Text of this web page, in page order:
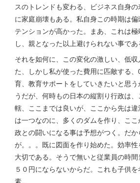
スのトレンドも変わる、ビジネス自身
に家庭崩壊もある。私自身この時期は
テンションが高かった。まあ、これは
し、親となった以上避けられない事であ
それを如何に、この変化の激しい、低
た、しかし私が使った費用に匹敵する
育、教育サポートをしていきたいと思
うだが、何時もの日本の縦割り行政は
轄、ここまでは良いが、ここから先は
は一つなのに、多くのダムを作り、こ
政との闘いになる事は予想がつく。だ
が。。。既に図面を作り始めた。効率
大切である。そうで無いと従業員の時
５０円にならないからだ。これも子供
素。